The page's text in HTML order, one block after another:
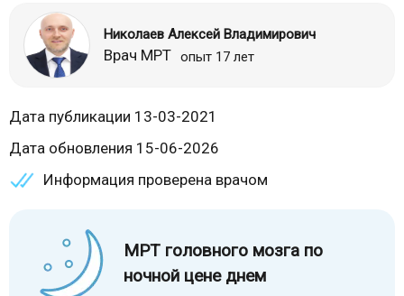
Николаев Алексей Владимирович
Врач МРТ опыт 17 лет
Дата публикации 13-03-2021
Дата обновления 15-06-2026
Информация проверена врачом
МРТ головного мозга по
ночной цене днем